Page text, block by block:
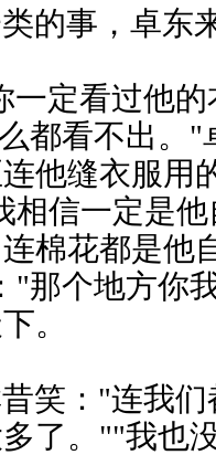
的事，卓东
定看过他的
都看不出。"
他缝衣服用
相信一定是
棉花都是他
"那个地方你
。
笑："连我们
了。""我也